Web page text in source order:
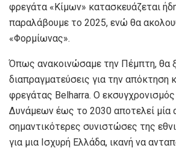
φρεγάτα «Κίμων» κατασκευάζεται
παραλάβουμε το 2025, ενώ θα
«Φορμίωνας».
Όπως ανακοινώσαμε την Πέμπτη, θα
διαπραγματεύσεις για την απόκτηση
φρεγάτας Belharra. Ο
Δυνάμεων έως το 2030 αποτελεί μία
σημαντικότερες συνιστώσες της
για μια Ισχυρή Ελλάδα, ικανή να